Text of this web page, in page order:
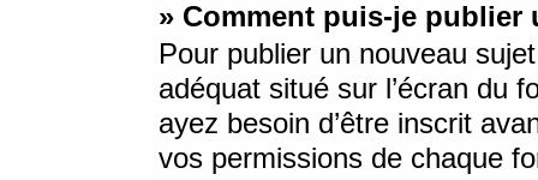
» Comment puis-je
Pour publier un nouveau
adéquat situé sur l’écran du
ayez besoin d’être inscrit
vos permissions de chaque